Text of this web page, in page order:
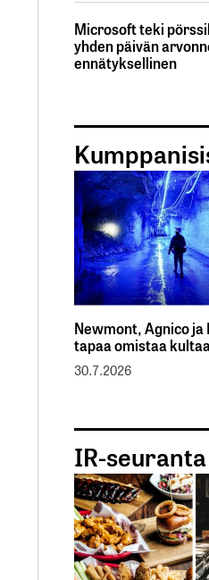
Microsoft teki
yhden päivän
ennätyksellinen
Newmont, Agnico ja
tapaa omistaa
30.7.2026
IR-seuranta